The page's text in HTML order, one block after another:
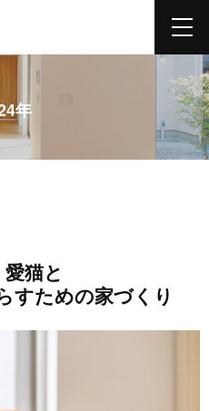
年
猫と
すための家づくり